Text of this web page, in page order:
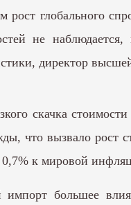
глобального
не
директор
скачка
что вызвало рост
0,7% к мировой
большее